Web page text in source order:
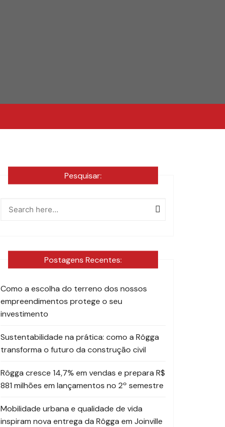
Pesquisar:
Postagens Recentes:
Como a escolha do terreno dos nossos
empreendimentos protege o seu
investimento
Sustentabilidade na prática: como a Rôgga
transforma o futuro da construção civil
Rôgga cresce 14,7% em vendas e prepara R$
881 milhões em lançamentos no 2º semestre
Mobilidade urbana e qualidade de vida
inspiram nova entrega da Rôgga em Joinville